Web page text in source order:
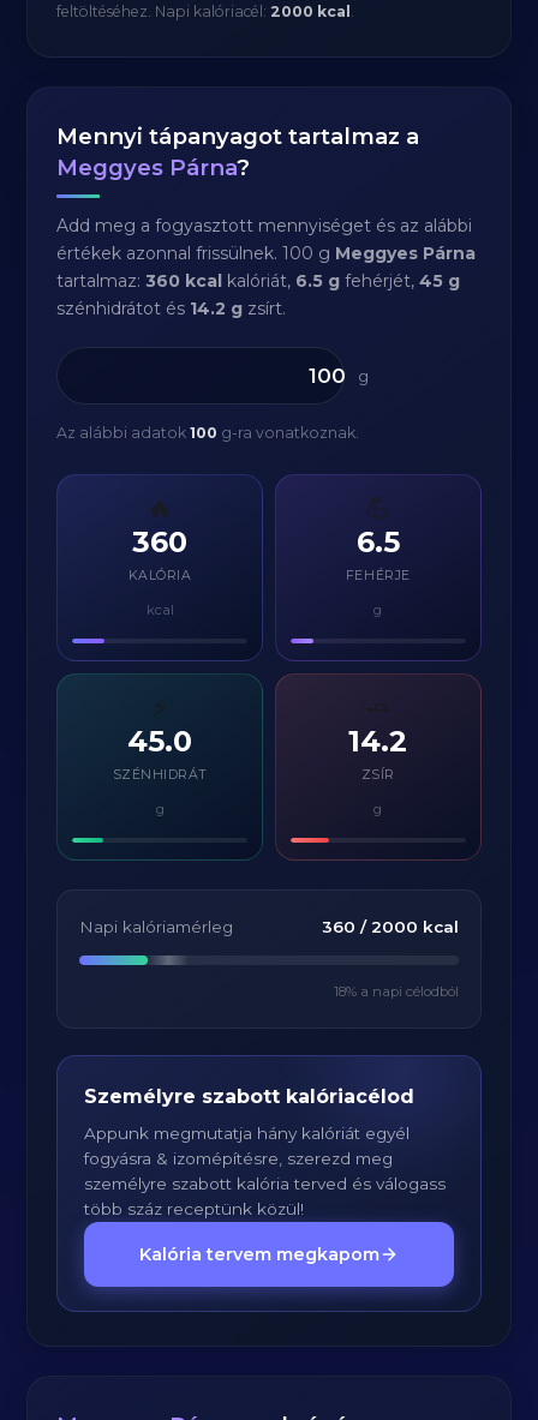
feltöltéséhez. Napi kalóriacél: 2000 kcal .
Mennyi tápanyagot tartalmaz a
Meggyes Párna?
Add meg a fogyasztott mennyiséget és az alábbi
értékek azonnal frissülnek. 100 g Meggyes Párna
tartalmaz:360 kcal kalóriát, 6.5 g fehérjét,45 g
szénhidrátot és 14.2 g zsírt.
g
Az alábbi adatok100 g-ra vonatkoznak.
🔥
360
KALÓRIA
kcal
💪
6.5
FEHÉRJE
g
⚡
45.0
SZÉNHIDRÁT
g
14.2
ZSÍR
g
Napi kalóriamérleg 360 / 2000 kcal
18% a napi célodból
Személyre szabott kalóriacélod
Appunk megmutatja hány kalóriát egyél
fogyásra & izomépítésre, szerezd meg
személyre szabott kalória terved és válogass
több száz receptünk közül!
Kalória tervem megkapom